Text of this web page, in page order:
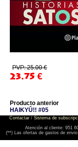
PVP: 25.00 €
23.75 €
Producto anterior
HAIKYÛ!! #05
Contactar/ Sistema de
Atención al cliente: 951
(**) Las ofertas de gastos de